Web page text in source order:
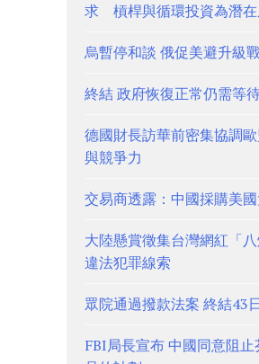
求 槓桿與循環投資為潛在
烏暫停和談 俄促美避升級
終結 政府恢復正常仍需等
德國財長訪華前密集協調
與競爭力
交易商透露：中國採購美
大陸懸賞徵集台灣網紅「八
違法犯罪線索
眾院通過撥款法案 終結43
FBI局長宣布 中國同意阻